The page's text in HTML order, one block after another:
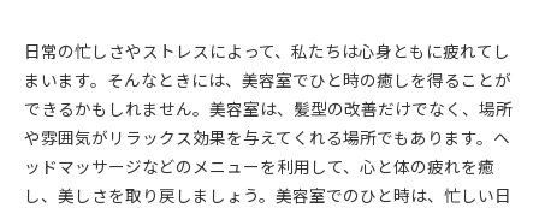
日常の忙しさやストレスによって、私たちは心身ともに疲れてし
まいます。そんなときには、美容室でひと時の癒しを得ることが
できるかもしれません。美容室は、髪型の改善だけでなく、場所
や雰囲気がリラックス効果を与えてくれる場所でもあります。ヘ
ッドマッサージなどのメニューを利用して、心と体の疲れを癒
し、美しさを取り戻しましょう。美容室でのひと時は、忙しい日